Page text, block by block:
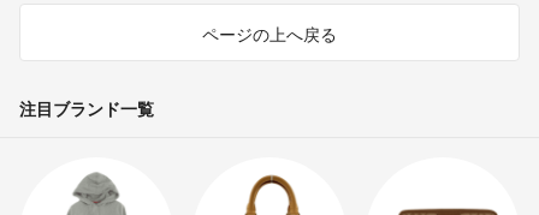
ページの上へ戻る
注目ブランド一覧